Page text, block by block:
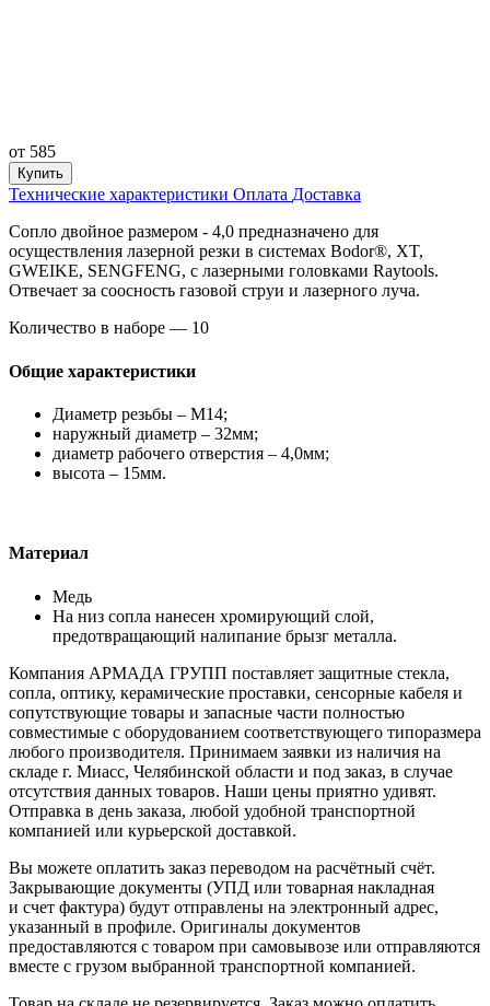
от 585
Купить
Технические характеристики Оплата Доставка
Сопло двойное размером - 4,0 предназначено для
осуществления лазерной резки в системах Bodor®, XT,
GWEIKE, SENGFENG, с лазерными головками Raytools.
Отвечает за соосность газовой струи и лазерного луча.
Количество в наборе — 10
Общие характеристики
Диаметр резьбы – М14;
наружный диаметр – 32мм;
диаметр рабочего отверстия – 4,0мм;
высота – 15мм.
Материал
Медь
На низ сопла нанесен хромирующий слой,
предотвращающий налипание брызг металла.
Компания АРМАДА ГРУПП поставляет защитные стекла,
сопла, оптику, керамические проставки, сенсорные кабеля и
сопутствующие товары и запасные части полностью
совместимые с оборудованием соответствующего типоразмера
любого производителя. Принимаем заявки из наличия на
складе г. Миасс, Челябинской области и под заказ, в случае
отсутствия данных товаров. Наши цены приятно удивят.
Отправка в день заказа, любой удобной транспортной
компанией или курьерской доставкой.
Вы можете оплатить заказ переводом на расчётный счёт.
Закрывающие документы (УПД или товарная накладная
и счет фактура) будут отправлены на электронный адрес,
указанный в профиле. Оригиналы документов
предоставляются с товаром при самовывозе или отправляются
вместе с грузом выбранной транспортной компанией.